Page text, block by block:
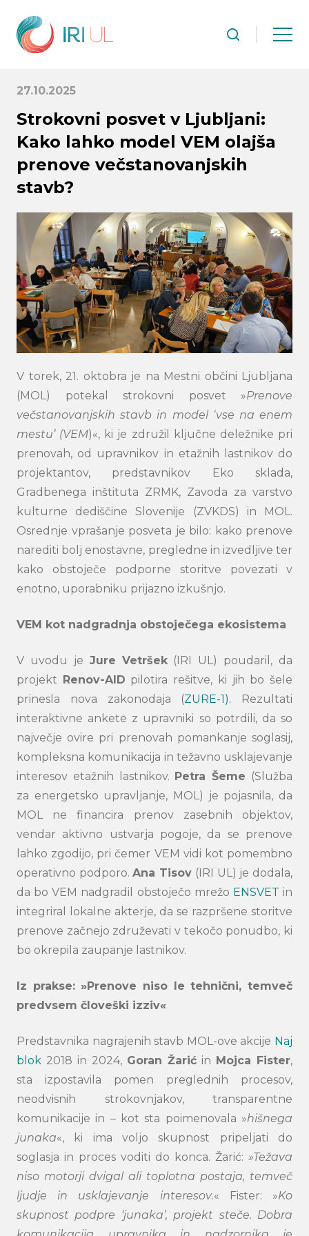
27.10.2025
Strokovni posvet v Ljubljani:
Kako lahko model VEM olajša
prenove večstanovanjskih
stavb?
V torek, 21. oktobra je na Mestni občini Ljubljana
(MOL) potekal strokovni posvet »Prenove
večstanovanjskih stavb in model ‘vse na enem
mestu’ (VEM)«, ki je združil ključne deležnike pri
prenovah, od upravnikov in etažnih lastnikov do
projektantov, predstavnikov Eko sklada,
Gradbenega inštituta ZRMK, Zavoda za varstvo
kulturne dediščine Slovenije (ZVKDS) in MOL.
Osrednje vprašanje posveta je bilo: kako prenove
narediti bolj enostavne, pregledne in izvedljive ter
kako obstoječe podporne storitve povezati v
enotno, uporabniku prijazno izkušnjo.
VEM kot nadgradnja obstoječega ekosistema
V uvodu je Jure Vetršek(IRI UL) poudaril, da
projekt Renov-AID pilotira rešitve, ki jih bo šele
prinesla nova zakonodaja (ZURE-1). Rezultati
interaktivne ankete z upravniki so potrdili, da so
največje ovire pri prenovah pomankanje soglasij,
kompleksna komunikacija in težavno usklajevanje
interesov etažnih lastnikov. Petra Šeme (Služba
za energetsko upravljanje, MOL) je pojasnila, da
MOL ne financira prenov zasebnih objektov,
vendar aktivno ustvarja pogoje, da se prenove
lahko zgodijo, pri čemer VEM vidi kot pomembno
operativno podporo.Ana Tisov (IRI UL) je dodala,
da bo VEM nadgradil obstoječo mrežo ENSVET in
integriral lokalne akterje, da se razpršene storitve
prenove začnejo združevati v tekočo ponudbo, ki
bo okrepila zaupanje lastnikov.
Iz prakse: »Prenove niso le tehnični, temveč
predvsem človeški izziv«
Predstavnika nagrajenih stavb MOL-ove akcije Naj
blok 2018 in 2024, Goran Žarić in Mojca Fister,
sta izpostavila pomen preglednih procesov,
neodvisnih strokovnjakov, transparentne
komunikacije in – kot sta poimenovala »hišnega
junaka«, ki ima voljo skupnost pripeljati do
soglasja in proces voditi do konca. Žarić: »Težava
niso motorji dvigal ali toplotna postaja, temveč
ljudje in usklajevanje interesov.« Fister: »Ko
skupnost podpre ‘junaka’, projekt steče. Dobra